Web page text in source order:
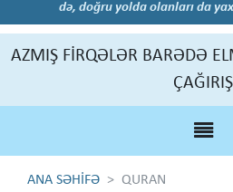
də, doğru yolda olanları da
AZMIŞ FİRQƏLƏR BARƏDƏ
ÇAĞIRIŞ
ANA SƏHİFƏ QURAN